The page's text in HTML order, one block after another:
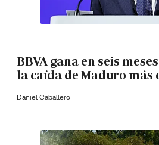
BBVA gana en seis
la caída de Maduro más
Daniel Caballero